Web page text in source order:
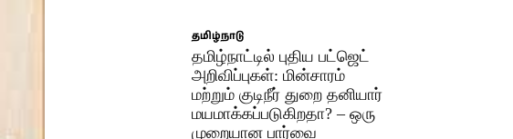
தமிழ்நாடு
தமிழ்நாட்டில் புதிய பட்ஜெட்
அறிவிப்புகள்: மின்சாரம்
மற்றும் குடிநீர் துறை தனியார்
மயமாக்கப்படுகிறதா? – ஒரு
முறையான பார்வை